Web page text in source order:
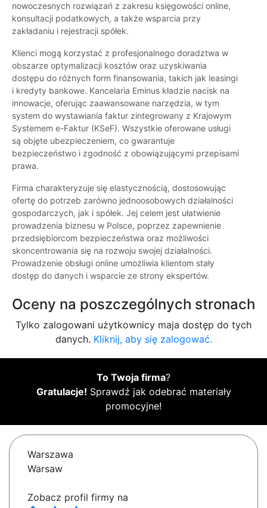
nowoczesnych rozwiązań z zakresu księgowości online,
konsultacji podatkowych, a także wsparcia przy
zakładaniu i rejestracji spółek.
Klienci mogą korzystać z profesjonalnego doradztwa w
obszarze optymalizacji kosztów oraz uzyskiwania
dostępu do różnych form finansowania, takich jak leasingi
i kredyty bankowe. Kancelaria Eminus kładzie nacisk na
innowacje, oferując zaawansowane narzędzia, w tym
system do wystawiania faktur zintegrowany z Krajowym
Systemem e-Faktur (KSeF). Wszystkie oferowane usługi
są objęte ubezpieczeniem, co gwarantuje
bezpieczeństwo i zgodność z obowiązującymi przepisami
prawa.
Firma charakteryzuje się elastycznością, dostosowując
ofertę do potrzeb zarówno jednoosobowych działalności
gospodarczych, jak i spółek. Jej celem jest ułatwienie
prowadzenia biznesu w Polsce, poprzez zapewnienie
przedsiębiorcom bezpieczeństwa oraz możliwości
skoncentrowania się na rozwoju swojej działalności.
Prowadzenie obsługi online umożliwia klientom stały
dostęp do danych i wsparcie ze strony ekspertów.
Oceny na poszczególnych stronach
Tylko zalogowani użytkownicy maja dostęp do tych
danych. Kliknij, aby się zalogować.
To Twoja firma?
Gratulacje! Sprawdź jak odebrać materiały
promocyjne!
Warszawa
Warsaw
Zobacz profil firmy na